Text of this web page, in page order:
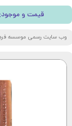
! قیمت و
وب سایت رسمی موسسه